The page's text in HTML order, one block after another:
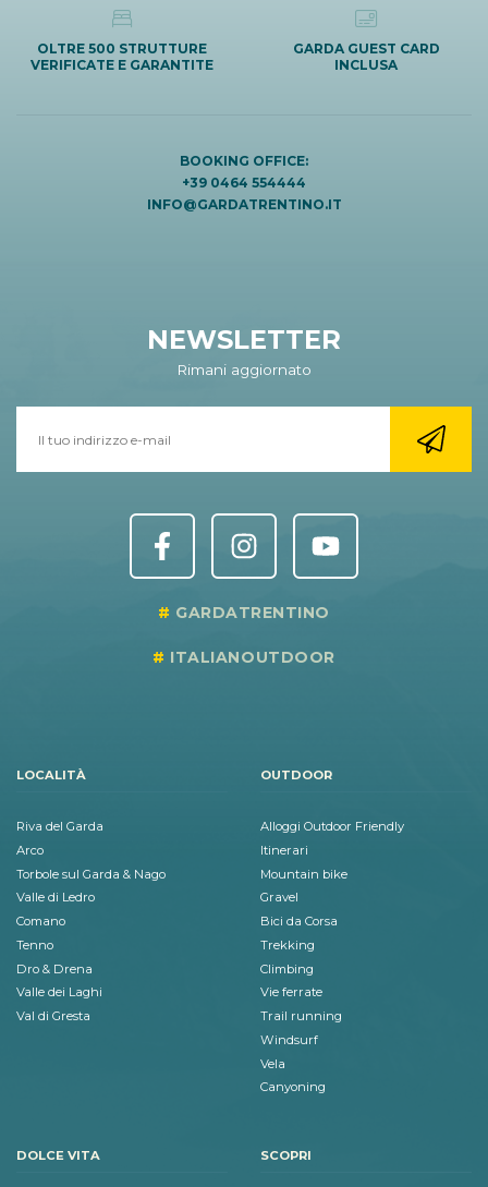
OLTRE 500 STRUTTURE
VERIFICATE E GARANTITE
GARDA GUEST CARD
INCLUSA
BOOKING OFFICE:
+39 0464 554444
INFO@GARDATRENTINO.IT
NEWSLETTER
Rimani aggiornato
GARDATRENTINO
ITALIANOUTDOOR
LOCALITÀ
Riva del Garda
Arco
Torbole sul Garda & Nago
Valle di Ledro
Comano
Tenno
Dro & Drena
Valle dei Laghi
Val di Gresta
OUTDOOR
Alloggi Outdoor Friendly
Itinerari
Mountain bike
Gravel
Bici da Corsa
Trekking
Climbing
Vie ferrate
Trail running
Windsurf
Vela
Canyoning
DOLCE VITA SCOPRI